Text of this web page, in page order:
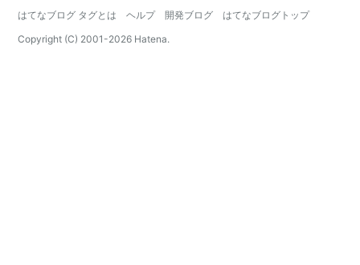
はてなブログ タグとは
ヘルプ 開発ブログ
はてなブログトップ
Copyright (C) 2001-2026 Hatena.